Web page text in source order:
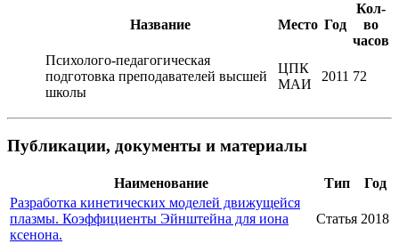
Название Место Год
Кол-
во
часов
Психолого-педагогическая
подготовка преподавателей высшей
школы
ЦПК
МАИ
2011 72
Публикации, документы и материалы
Наименование Тип
Год
Разработка кинетических моделей движущейся
плазмы. Коэффициенты Эйнштейна для иона
ксенона.
Статья 2018